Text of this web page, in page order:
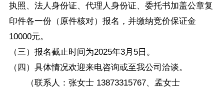
执照、法人身份证、代理人身份证、委托书加盖公章复
印件各一份（原件核对）报名，并缴纳竞价保证金
10000元。
（三）报名截止时间为2025年3月5日。
（四）具体情况欢迎来电咨询或至我公司洽谈。
（联系人：张女士 13873315767、孟女士